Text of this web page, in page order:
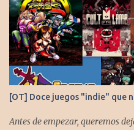
[OT] Doce juegos "indie" que
Antes de empezar, queremos